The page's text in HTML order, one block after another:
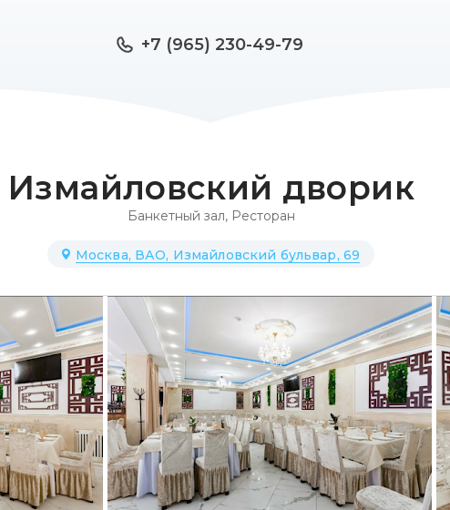
+7 (965) 230-49-79
Измайловский дворик
Банкетный зал, Ресторан
Москва, ВАО, Измайловский бульвар, 69